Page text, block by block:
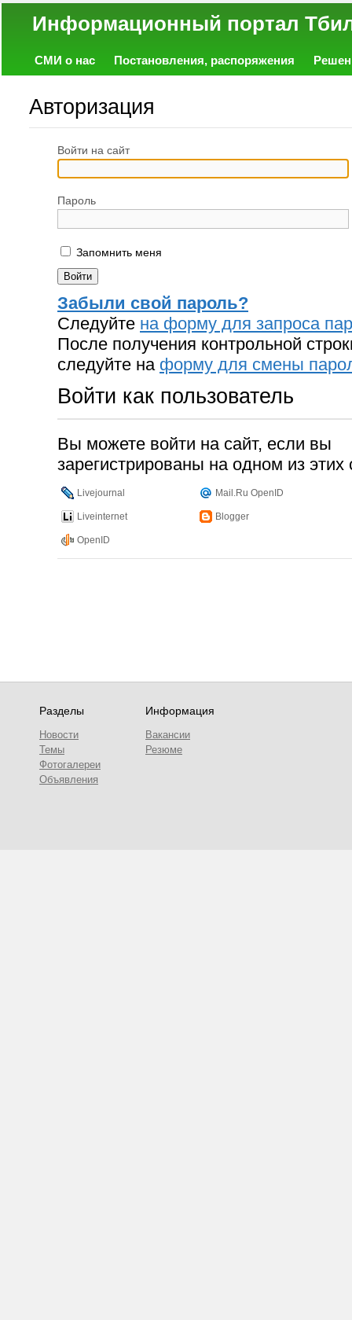
Информационный
СМИ о нас Постановления, распоряжения
Авторизация
Войти на сайт
Пароль
Запомнить меня
Забыли свой пароль?
Следуйте на форму для запроса
После получения контрольной
следуйте на форму для смены
Войти как пользователь
Вы можете войти на сайт, если вы
зарегистрированы на одном из этих
Livejournal Mail.Ru OpenID
Liveinternet Blogger
OpenID
Разделы
Новости
Темы
Фотогалереи
Объявления
Информация
Вакансии
Резюме